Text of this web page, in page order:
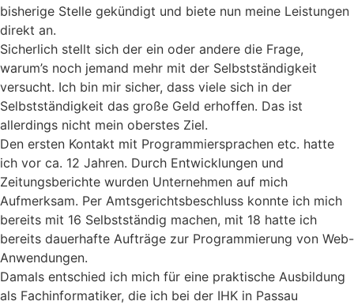
bisherige Stelle gekündigt und biete nun meine Leistungen
direkt an.
Sicherlich stellt sich der ein oder andere die Frage,
warum’s noch jemand mehr mit der Selbstständigkeit
versucht. Ich bin mir sicher, dass viele sich in der
Selbstständigkeit das große Geld erhoffen. Das ist
allerdings nicht mein oberstes Ziel.
Den ersten Kontakt mit Programmiersprachen etc. hatte
ich vor ca. 12 Jahren. Durch Entwicklungen und
Zeitungsberichte wurden Unternehmen auf mich
Aufmerksam. Per Amtsgerichtsbeschluss konnte ich mich
bereits mit 16 Selbstständig machen, mit 18 hatte ich
bereits dauerhafte Aufträge zur Programmierung von Web-
Anwendungen.
Damals entschied ich mich für eine praktische Ausbildung
als Fachinformatiker, die ich bei der IHK in Passau